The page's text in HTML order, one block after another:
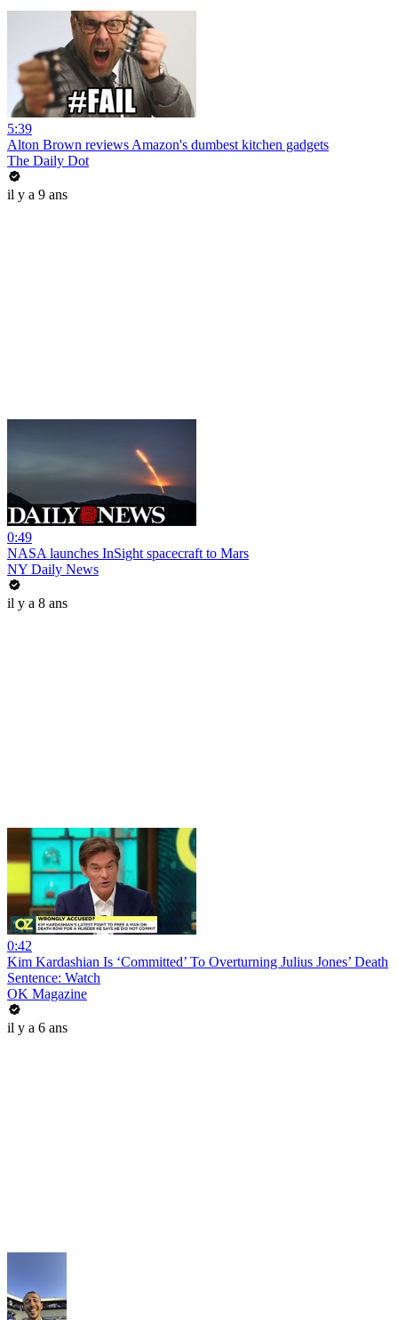
5:39
Alton Brown reviews Amazon's dumbest kitchen gadgets
The Daily Dot
il y a 9 ans
0:49
NASA launches InSight spacecraft to Mars
NY Daily News
il y a 8 ans
0:42
Kim Kardashian Is ‘Committed’ To Overturning Julius Jones’ Death
Sentence: Watch
OK Magazine
il y a 6 ans